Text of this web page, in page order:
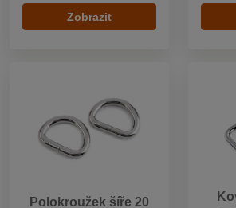
Zobrazit
Polokroužek šíře 20